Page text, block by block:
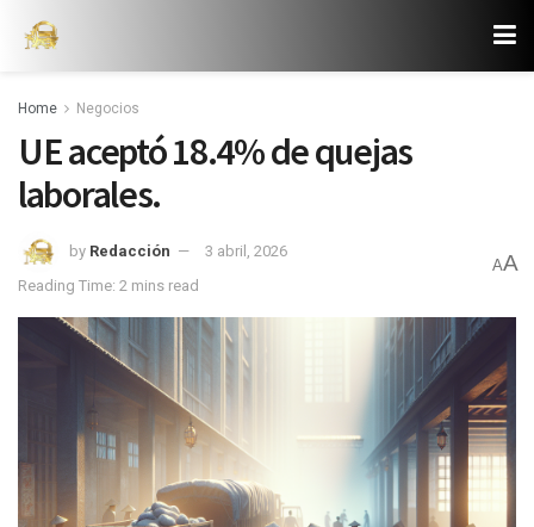
Home Negocios
UE aceptó 18.4% de quejas
laborales.
by Redacción
3 abril, 2026
Reading Time: 2 mins read
AA